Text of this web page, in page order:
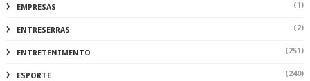
EMPRESAS (1)
ENTRESERRAS (2)
ENTRETENIMENTO (251)
ESPORTE (240)